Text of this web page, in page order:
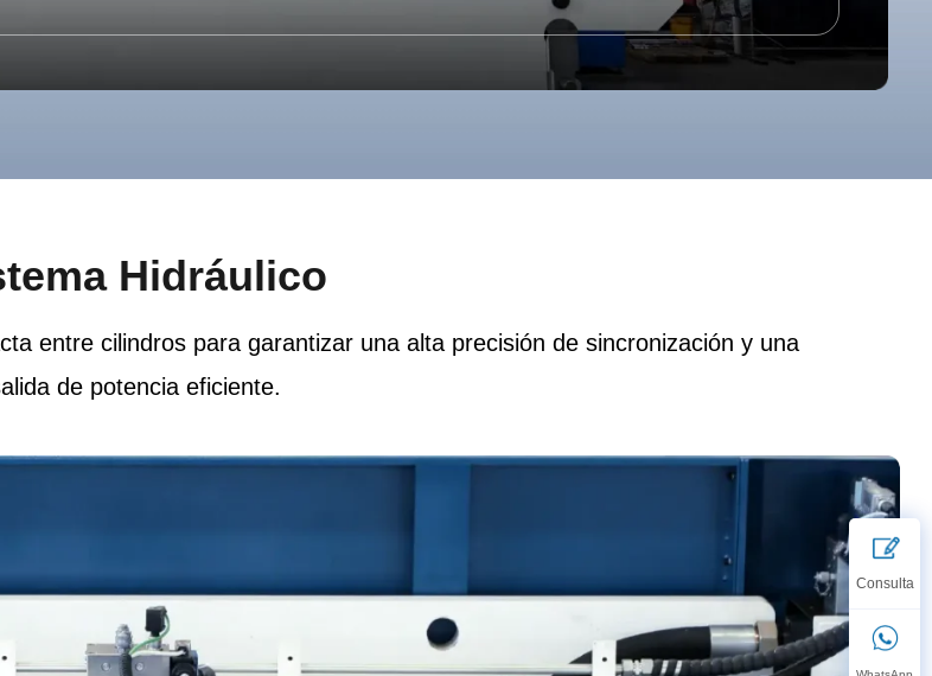
Hidráulico
entre cilindros para garantizar una alta precisión de sincronización y una
de potencia eficiente.